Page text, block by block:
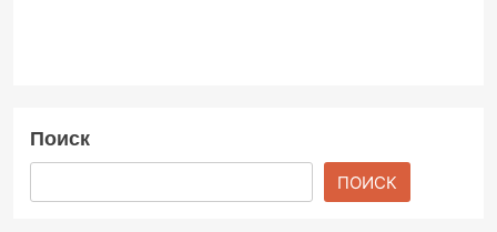
Поиск
ПОИСК